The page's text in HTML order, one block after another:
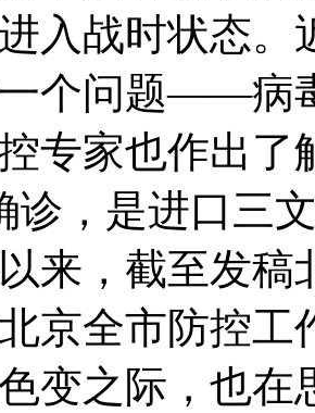
入战时状态。
个问题——病
专家也作出了
诊，是进口三
来，截至发稿
京全市防控工
变之际，也